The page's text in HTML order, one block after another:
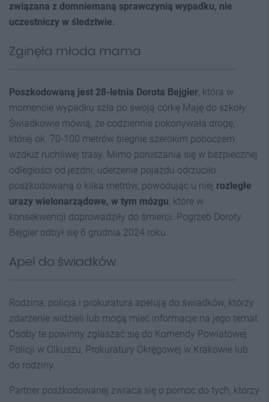
związana z domniemaną sprawczynią wypadku, nie
uczestniczy w śledztwie.
Zginęła młoda mama
Poszkodowaną jest 28-letnia Dorota Bejgier , która w
momencie wypadku szła po swoją córkę Maję do szkoły.
Świadkowie mówią, że codziennie pokonywała drogę,
której ok. 70-100 metrów biegnie szerokim poboczem
wzdłuż ruchliwej trasy. Mimo poruszania się w bezpiecznej
odległości od jezdni, uderzenie pojazdu odrzuciło
poszkodowaną o kilka metrów, powodując u niej rozległe
urazy wielonarządowe, w tym mózgu , które w
konsekwencji doprowadziły do śmierci. Pogrzeb Doroty
Bejgier odbył się 6 grudnia 2024 roku.
Apel do świadków
Rodzina, policja i prokuratura apelują do świadków, którzy
zdarzenie widzieli lub mogą mieć informacje na jego temat.
Osoby te powinny zgłaszać się do Komendy Powiatowej
Policji w Olkuszu, Prokuratury Okręgowej w Krakowie lub
do rodziny.
Partner poszkodowanej zwraca się o pomoc do tych, którzy